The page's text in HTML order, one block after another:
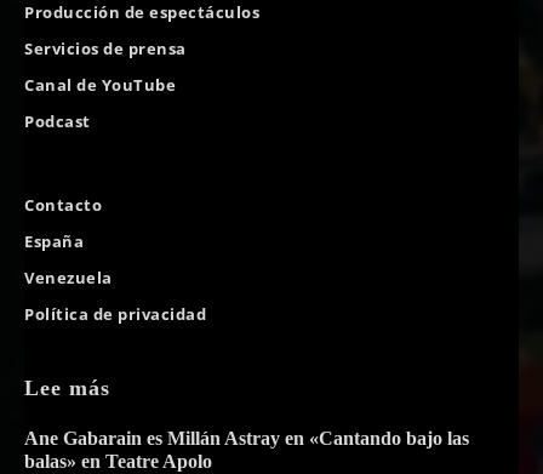
Producción de espectáculos
Servicios de prensa
Canal de YouTube
Podcast
Contacto
España
Venezuela
Política de privacidad
Lee más
Ane Gabarain es Millán Astray en «Cantando bajo las
balas» en Teatre Apolo